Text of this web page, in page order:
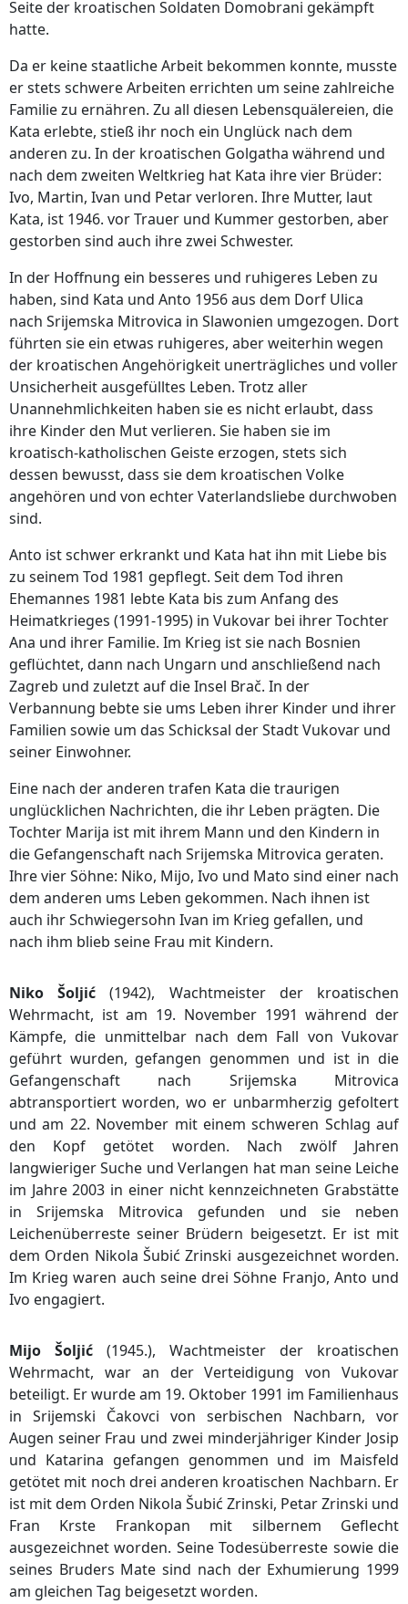
Seite der kroatischen Soldaten Domobrani gekämpft
hatte.
Da er keine staatliche Arbeit bekommen konnte, musste
er stets schwere Arbeiten errichten um seine zahlreiche
Familie zu ernähren. Zu all diesen Lebensquälereien, die
Kata erlebte, stieß ihr noch ein Unglück nach dem
anderen zu. In der kroatischen Golgatha während und
nach dem zweiten Weltkrieg hat Kata ihre vier Brüder:
Ivo, Martin, Ivan und Petar verloren. Ihre Mutter, laut
Kata, ist 1946. vor Trauer und Kummer gestorben, aber
gestorben sind auch ihre zwei Schwester.
In der Hoffnung ein besseres und ruhigeres Leben zu
haben, sind Kata und Anto 1956 aus dem Dorf Ulica
nach Srijemska Mitrovica in Slawonien umgezogen. Dort
führten sie ein etwas ruhigeres, aber weiterhin wegen
der kroatischen Angehörigkeit unerträgliches und voller
Unsicherheit ausgefülltes Leben. Trotz aller
Unannehmlichkeiten haben sie es nicht erlaubt, dass
ihre Kinder den Mut verlieren. Sie haben sie im
kroatisch-katholischen Geiste erzogen, stets sich
dessen bewusst, dass sie dem kroatischen Volke
angehören und von echter Vaterlandsliebe durchwoben
sind.
Anto ist schwer erkrankt und Kata hat ihn mit Liebe bis
zu seinem Tod 1981 gepflegt. Seit dem Tod ihren
Ehemannes 1981 lebte Kata bis zum Anfang des
Heimatkrieges (1991-1995) in Vukovar bei ihrer Tochter
Ana und ihrer Familie. Im Krieg ist sie nach Bosnien
geflüchtet, dann nach Ungarn und anschließend nach
Zagreb und zuletzt auf die Insel Brač. In der
Verbannung bebte sie ums Leben ihrer Kinder und ihrer
Familien sowie um das Schicksal der Stadt Vukovar und
seiner Einwohner.
Eine nach der anderen trafen Kata die traurigen
unglücklichen Nachrichten, die ihr Leben prägten. Die
Tochter Marija ist mit ihrem Mann und den Kindern in
die Gefangenschaft nach Srijemska Mitrovica geraten.
Ihre vier Söhne: Niko, Mijo, Ivo und Mato sind einer nach
dem anderen ums Leben gekommen. Nach ihnen ist
auch ihr Schwiegersohn Ivan im Krieg gefallen, und
nach ihm blieb seine Frau mit Kindern.
Niko Šoljić (1942), Wachtmeister der kroatischen
Wehrmacht, ist am 19. November 1991 während der
Kämpfe, die unmittelbar nach dem Fall von Vukovar
geführt wurden, gefangen genommen und ist in die
Gefangenschaft nach Srijemska Mitrovica
abtransportiert worden, wo er unbarmherzig gefoltert
und am 22. November mit einem schweren Schlag auf
den Kopf getötet worden. Nach zwölf Jahren
langwieriger Suche und Verlangen hat man seine Leiche
im Jahre 2003 in einer nicht kennzeichneten Grabstätte
in Srijemska Mitrovica gefunden und sie neben
Leichenüberreste seiner Brüdern beigesetzt. Er ist mit
dem Orden Nikola Šubić Zrinski ausgezeichnet worden.
Im Krieg waren auch seine drei Söhne Franjo, Anto und
Ivo engagiert.
Mijo Šoljić (1945.), Wachtmeister der kroatischen
Wehrmacht, war an der Verteidigung von Vukovar
beteiligt. Er wurde am 19. Oktober 1991 im Familienhaus
in Srijemski Čakovci von serbischen Nachbarn, vor
Augen seiner Frau und zwei minderjähriger Kinder Josip
und Katarina gefangen genommen und im Maisfeld
getötet mit noch drei anderen kroatischen Nachbarn. Er
ist mit dem Orden Nikola Šubić Zrinski, Petar Zrinski und
Fran Krste Frankopan mit silbernem Geflecht
ausgezeichnet worden. Seine Todesüberreste sowie die
seines Bruders Mate sind nach der Exhumierung 1999
am gleichen Tag beigesetzt worden.